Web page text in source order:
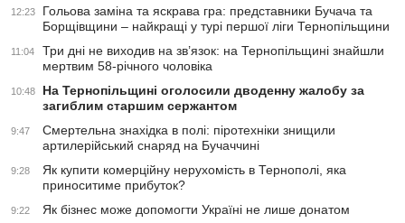
12:23
Гольова заміна та яскрава гра: представники Бучача та
Борщівщини – найкращі у турі першої ліги Тернопільщини
11:04
Три дні не виходив на зв’язок: на Тернопільщині знайшли
мертвим 58-річного чоловіка
10:48
На Тернопільщині оголосили дводенну жалобу за
загиблим старшим сержантом
9:47
Смертельна знахідка в полі: піротехніки знищили
артилерійський снаряд на Бучаччині
9:28
Як купити комерційну нерухомість в Тернополі, яка
приноситиме прибуток?
9:22 Як бізнес може допомогти Україні не лише донатом